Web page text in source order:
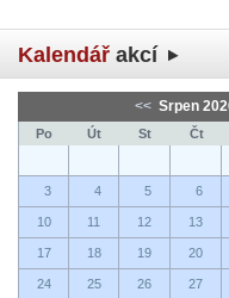
Kalendář akcí
<< Srpen
Po Út St Čt
3 4 5 6
10 11 12 13
17 18 19 20
24 25 26 27